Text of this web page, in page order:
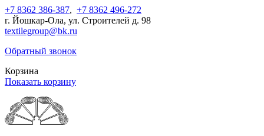
+7 8362 386-387, +7 8362 496-272
г. Йошкар-Ола, ул. Строителей д. 98
textilegroup@bk.ru
Обратный звонок
Корзина
Показать корзину